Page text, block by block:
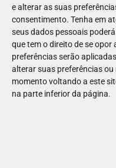
e alterar as suas
consentimento. Tenha em
seus dados pessoais
que tem o direito de se opor
preferências serão
alterar suas preferências
momento voltando a este
na parte inferior da página.